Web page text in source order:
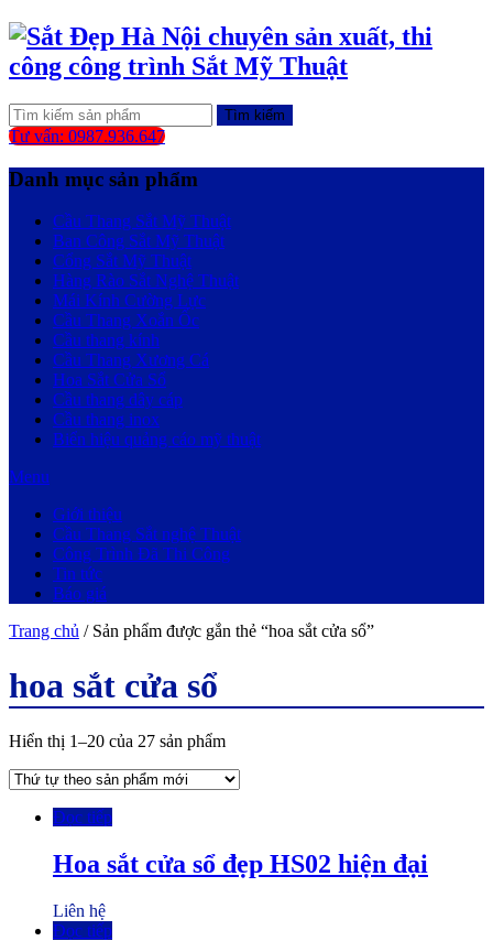
Tìm kiếm
Tư vấn: 0987.936.647
Danh mục sản phẩm
Cầu Thang Sắt Mỹ Thuật
Ban Công Sắt Mỹ Thuật
Cổng Sắt Mỹ Thuật
Hàng Rào Sắt Nghệ Thuật
Mái Kính Cường Lực
Cầu Thang Xoắn Ốc
Cầu thang kính
Cầu Thang Xương Cá
Hoa Sắt Cửa Sổ
Cầu thang dây cáp
Cầu thang inox
Biển hiệu quảng cáo mỹ thuật
Menu
Giới thiệu
Cầu Thang Sắt nghệ Thuật
Công Trình Đã Thi Công
Tin tức
Báo giá
Trang chủ / Sản phẩm được gắn thẻ “hoa sắt cửa sổ”
hoa sắt cửa sổ
Hiển thị 1–20 của 27 sản phẩm
Đọc tiếp
Hoa sắt cửa sổ đẹp HS02 hiện đại
Liên hệ
Đọc tiếp